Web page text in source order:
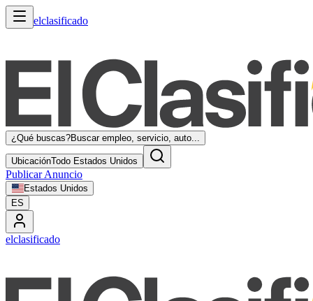
elclasificado
¿Qué buscas?Buscar empleo, servicio, auto...
UbicaciónTodo Estados Unidos
Publicar Anuncio
Estados Unidos
ES
elclasificado